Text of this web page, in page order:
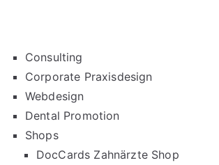
Consulting
Corporate Praxisdesign
Webdesign
Dental Promotion
Shops
DocCards Zahnärzte Shop